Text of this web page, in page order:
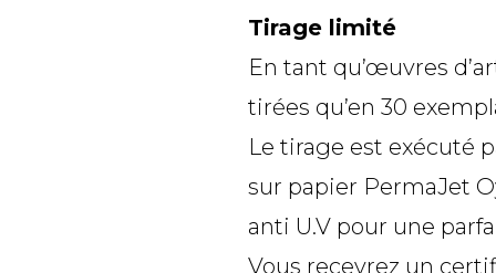
Tirage limité
En tant qu’œuvres
tirées qu’en 30
Le tirage est exécuté
sur papier PermaJet
anti U.V pour une
Vous recevrez un